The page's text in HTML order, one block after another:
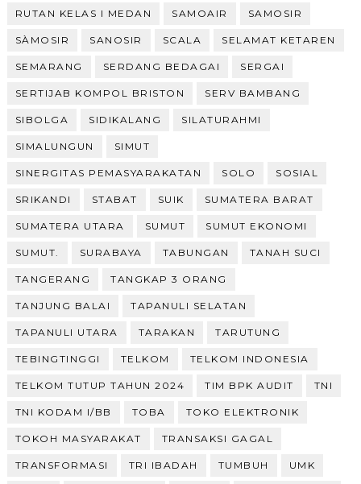
RUTAN KELAS I MEDAN SAMOAIR SAMOSIR
SÀMOSIR SANOSIR SCALA SELAMAT KETAREN
SEMARANG SERDANG BEDAGAI SERGAI
SERTIJAB KOMPOL BRISTON SERV BAMBANG
SIBOLGA SIDIKALANG SILATURAHMI
SIMALUNGUN SIMUT
SINERGITAS PEMASYARAKATAN SOLO SOSIAL
SRIKANDI STABAT SUIK SUMATERA BARAT
SUMATERA UTARA SUMUT SUMUT EKONOMI
SUMUT. SURABAYA TABUNGAN TANAH SUCI
TANGERANG TANGKAP 3 ORANG
TANJUNG BALAI TAPANULI SELATAN
TAPANULI UTARA TARAKAN TARUTUNG
TEBINGTINGGI TELKOM TELKOM INDONESIA
TELKOM TUTUP TAHUN 2024 TIM BPK AUDIT TNI
TNI KODAM I/BB TOBA TOKO ELEKTRONIK
TOKOH MASYARAKAT TRANSAKSI GAGAL
TRANSFORMASI TRI IBADAH TUMBUH UMK